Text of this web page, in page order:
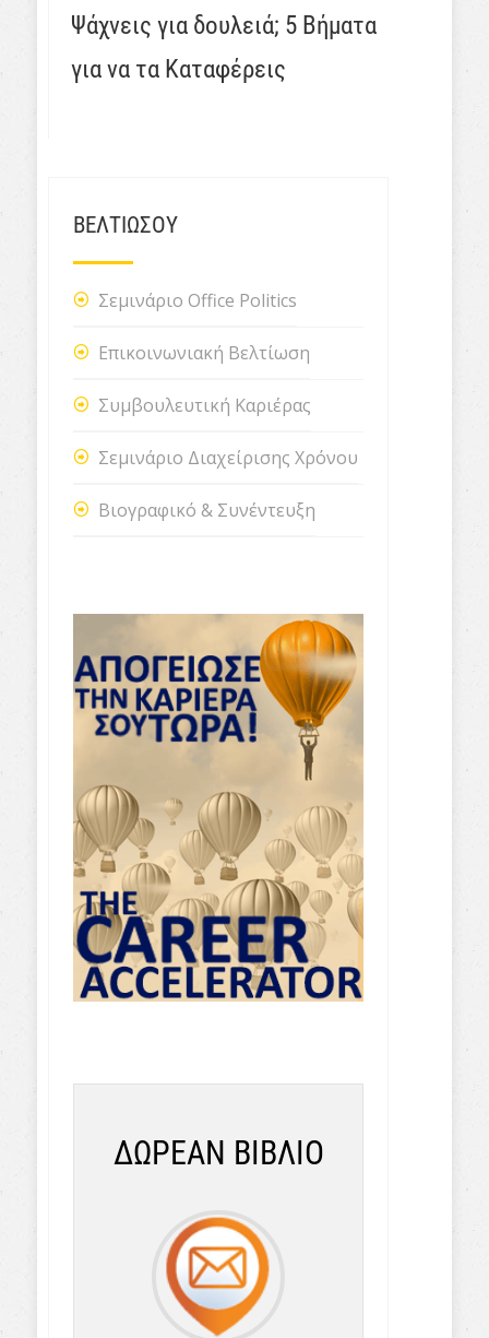
Ψάχνεις για δουλειά; 5 Βήματα
για να τα Καταφέρεις
ΒΕΛΤΙΩΣΟΥ
Σεμινάριο Office Politics
Επικοινωνιακή Βελτίωση
Συμβουλευτική Καριέρας
Σεμινάριο Διαχείρισης Χρόνου
Βιογραφικό & Συνέντευξη
ΔΩΡΕΑΝ ΒΙΒΛΙΟ